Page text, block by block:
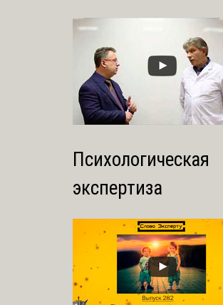
Психологическая
экспертиза